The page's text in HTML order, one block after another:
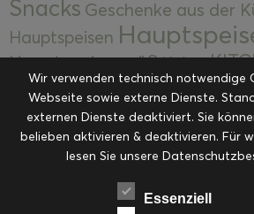
Snacks Geschenke aus der
Hauptspeisen
Hauptspeisen süßKekse
Kuchen, Torten &
Desserts Kulinarik Kulinarische
Eingemachtes Ohne Kategorie
RezepteSaisonalSlider
Suppen, Salate &
Wir verwenden technisch notwendige
Webseite sowie externe Dienste.
externen Dienste deaktiviert. Sie
belieben aktivieren & deaktivieren. Für
lesen Sie unsere
Essenziell